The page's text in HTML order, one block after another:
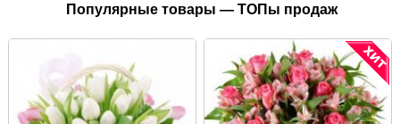
Популярные товары — ТОПы продаж